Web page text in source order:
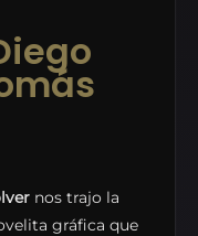
nos trajo la
gráfica que